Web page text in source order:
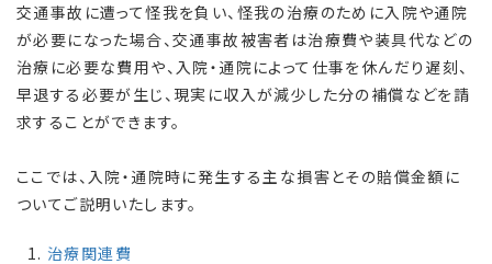
交通事故に遭って怪我を負い、怪我の治療のために入院や通院
が必要になった場合、交通事故被害者は治療費や装具代などの
治療に必要な費用や、入院・通院によって仕事を休んだり遅刻、
早退する必要が生じ、現実に収入が減少した分の補償などを請
求することができます。
ここでは、入院・通院時に発生する主な損害とその賠償金額に
ついてご説明いたします。
治療関連費